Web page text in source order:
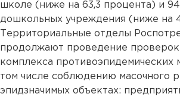
школе (ниже на 63,3 процента) и
дошкольных учреждения (ниже на
Территориальные отделы
продолжают проведение
комплекса противоэпидемических
том числе соблюдению масочного
эпидзначимых объектах: